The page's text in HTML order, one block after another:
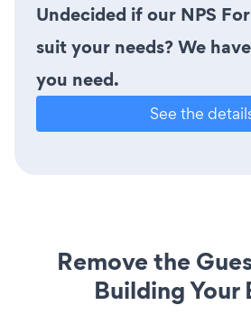
Undecided if our NPS
suit your needs? We
you need.
See the
Remove the
Building Your